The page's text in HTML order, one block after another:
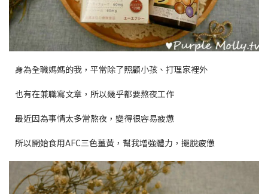
身為全職媽媽的我，平常除了照顧小孩、打理家裡外
也有在兼職寫文章，所以幾乎都要熬夜工作
最近因為事情太多常熬夜，變得很容易疲憊
所以開始食用AFC三色薑黃，幫我增強體力，擺脫疲憊